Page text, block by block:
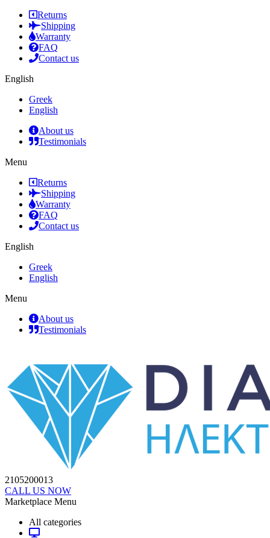
Returns
Shipping
Warranty
FAQ
Contact us
English
Greek
English
About us
Testimonials
Menu
Returns
Shipping
Warranty
FAQ
Contact us
English
Greek
English
Menu
About us
Testimonials
2105200013
CALL US NOW
Marketplace Menu
All categories